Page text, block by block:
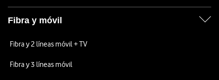
Fibra y móvil
Fibra y 2 líneas móvil + TV
Fibra y 3 líneas móvil